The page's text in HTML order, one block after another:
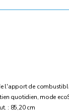
de
quotidien, mode
: 85,20 cm